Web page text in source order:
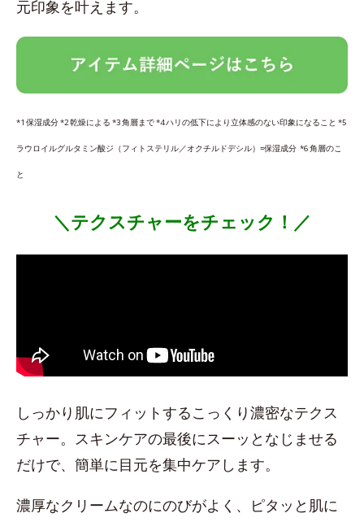
元印象を叶えます。
*1 保湿成分 *2 乾燥による *3 角層まで *4 ハリの低下により立体感のない印象になること *5
ラウロイルグルタミン酸ジ（フィトステリル／オクチルドデシル）=保湿成分 *6 角層のこ
と
＼テクスチャーをチェック！／
しっかり肌にフィットするこっくり濃密なテクス
チャー。スキンケアの最後にスーッとなじませる
だけで、簡単に目元を集中ケアします。
濃厚なクリームなのにのびがよく、ピタッと肌に